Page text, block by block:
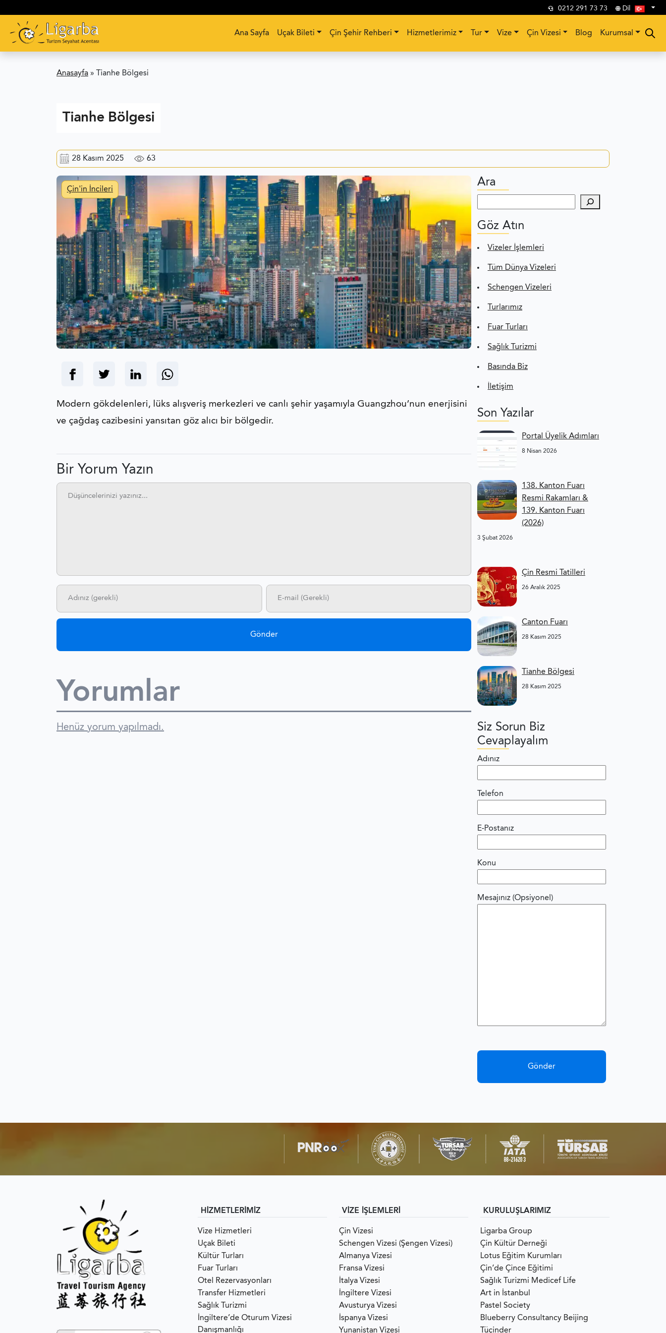
0212 291 73 73 Dil
Ana Sayfa Uçak Bileti Çin Şehir Rehberi Hizmetlerimiz Tur Vize Çin Vizesi Blog Kurumsal
Anasayfa » Tianhe Bölgesi
Tianhe Bölgesi
28 Kasım 2025 63
Çin'in İncileri
Modern gökdelenleri, lüks alışveriş merkezleri ve canlı şehir yaşamıyla Guangzhou’nun enerjisini
ve çağdaş cazibesini yansıtan göz alıcı bir bölgedir.
Bir Yorum Yazın
Yorumlar
Henüz yorum yapılmadı.
Ara
Göz Atın
Vizeler İşlemleri
Tüm Dünya Vizeleri
Schengen Vizeleri
Turlarımız
Fuar Turları
Sağlık Turizmi
Basında Biz
İletişim
Son Yazılar
Portal Üyelik Adımları
8 Nisan 2026
138. Kanton Fuarı
Resmi Rakamları &
139. Kanton Fuarı
(2026)
3 Şubat 2026
Çin Resmi Tatilleri
26 Aralık 2025
Canton Fuarı
28 Kasım 2025
Tianhe Bölgesi
28 Kasım 2025
Siz Sorun Biz
Cevaplayalım
Adınız
Telefon
E-Postanız
Konu
Mesajınız (Opsiyonel)
HİZMETLERİMİZ
Vize Hizmetleri
Uçak Bileti
Kültür Turları
Fuar Turları
Otel Rezervasyonları
Transfer Hizmetleri
Sağlık Turizmi
İngiltere’de Oturum Vizesi
Danışmanlığı
VİZE İŞLEMLERİ
Çin Vizesi
Schengen Vizesi (Şengen Vizesi)
Almanya Vizesi
Fransa Vizesi
İtalya Vizesi
İngiltere Vizesi
Avusturya Vizesi
İspanya Vizesi
Yunanistan Vizesi
KURULUŞLARIMIZ
Ligarba Group
Çin Kültür Derneği
Lotus Eğitim Kurumları
Çin’de Çince Eğitimi
Sağlık Turizmi Medicef Life
Art in İstanbul
Pastel Society
Blueberry Consultancy Beijing
Tüçinder